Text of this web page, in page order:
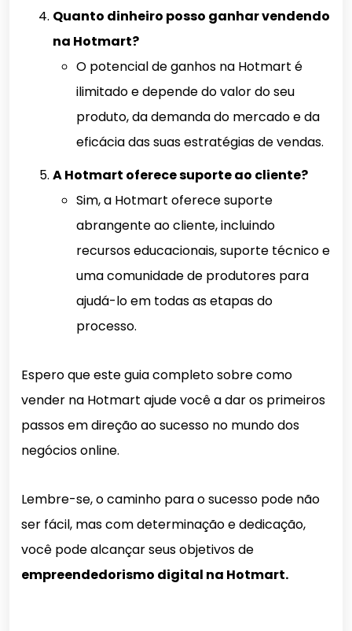
Quanto dinheiro posso ganhar vendendo
na Hotmart?
O potencial de ganhos na Hotmart é
ilimitado e depende do valor do seu
produto, da demanda do mercado e da
eficácia das suas estratégias de vendas.
A Hotmart oferece suporte ao cliente?
Sim, a Hotmart oferece suporte
abrangente ao cliente, incluindo
recursos educacionais, suporte técnico e
uma comunidade de produtores para
ajudá-lo em todas as etapas do
processo.
Espero que este guia completo sobre como
vender na Hotmart ajude você a dar os primeiros
passos em direção ao sucesso no mundo dos
negócios online.
Lembre-se, o caminho para o sucesso pode não
ser fácil, mas com determinação e dedicação,
você pode alcançar seus objetivos de
empreendedorismo digital na Hotmart.